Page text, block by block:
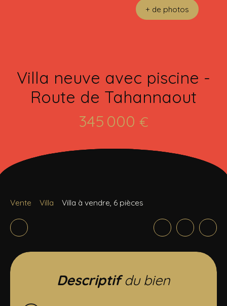
+ de photos
Villa neuve avec piscine -
Route de Tahannaout
345 000 €
Vente Villa Villa à vendre, 6 pièces
Descriptifdu bien